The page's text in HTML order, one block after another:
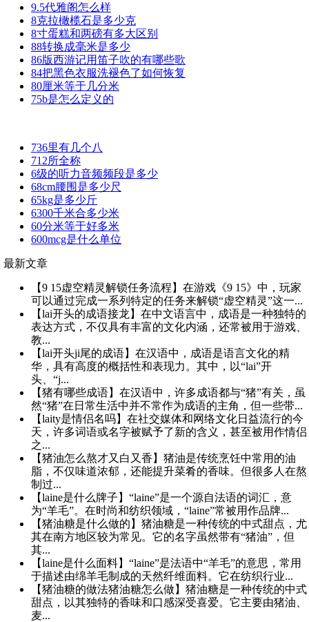
9.5代雅阁怎么样
8克拉橄榄石是多少克
8寸蛋糕和两磅有多大区别
88转换成毫米是多少
86版西游记用笛子吹的有哪些歌
84把黑色衣服洗褪色了如何恢复
80厘米等于几分米
75b是怎么定义的
736里有几个八
712所全称
6级的听力音频频段是多少
68cm腰围是多少尺
65kg是多少斤
6300千米合多少米
60分米等于好多米
600mcg是什么单位
最新文章
【9 15虚空精灵解锁任务流程】在游戏《9 15》中，玩家
可以通过完成一系列特定的任务来解锁“虚空精灵”这一...
【lai开头的成语接龙】在中文语言中，成语是一种独特的
表达方式，不仅具有丰富的文化内涵，还常被用于游戏、
教...
【lai开头ji尾的成语】在汉语中，成语是语言文化的精
华，具有高度的概括性和表现力。其中，以“lai”开
头、“j...
【猪有哪些成语】在汉语中，许多成语都与“猪”有关，虽
然“猪”在日常生活中并不常作为成语的主角，但一些带...
【laity是情侣名吗】在社交媒体和网络文化日益流行的今
天，许多词语或名字被赋予了新的含义，甚至被用作情侣
之...
【猪油怎么熬才又白又香】猪油是传统烹饪中常用的油
脂，不仅味道浓郁，还能提升菜肴的香味。但很多人在熬
制过...
【laine是什么牌子】“laine”是一个源自法语的词汇，意
为“羊毛”。在时尚和纺织领域，“laine”常被用作品牌...
【猪油糖是什么做的】猪油糖是一种传统的中式甜点，尤
其在南方地区较为常见。它的名字虽然带有“猪油”，但
其...
【laine是什么面料】“laine”是法语中“羊毛”的意思，常用
于描述由绵羊毛制成的天然纤维面料。它在纺织行业...
【猪油糖的做法猪油糖怎么做】猪油糖是一种传统的中式
甜点，以其独特的香味和口感深受喜爱。它主要由猪油、
麦...